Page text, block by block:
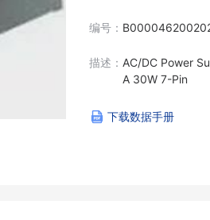
编号：
描述： AC/DC Power
A 30W 7-Pin
下载数据手册